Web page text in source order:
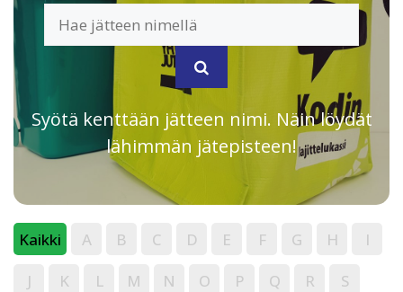
Syötä kenttään jätteen nimi. Näin löydät
lähimmän jätepisteen!
Kaikki A B C D E F G H I
J K L M N O P Q R S